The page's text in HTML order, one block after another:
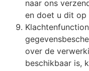
naar ons
en doet u dit op
over de
beschikbaar is,